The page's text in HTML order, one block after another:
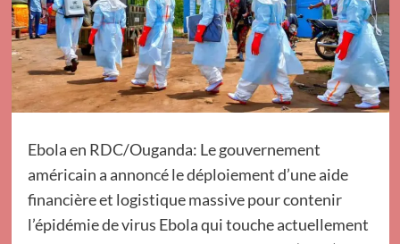
Ebola en RDC/Ouganda: Le gouvernement
américain a annoncé le déploiement d’une aide
financière et logistique massive pour contenir
l’épidémie de virus Ebola qui touche actuellement